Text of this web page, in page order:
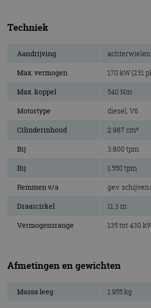
Techniek
Aandrijving achterwielen
Max. vermogen 170 kW (231
Max. koppel 540 Nm
Motortype diesel, V6
Cilinderinhoud 2.987 cm³
Bij 3.800 tpm
Bij 1.550 tpm
Remmen v/a gev.
Draaicirkel 11,3 m
Vermogensrange 135 tot 430
Afmetingen en gewichten
Massa leeg 1.955 kg